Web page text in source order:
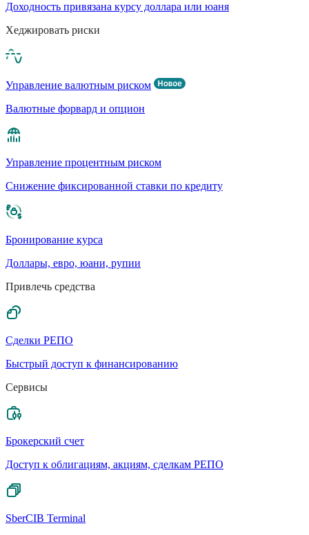
Доходность привязана курсу доллара или юаня
Хеджировать риски
Управление валютным риском
Валютные форвард и опцион
Управление процентным риском
Cнижение фиксированной ставки по кредиту
Бронирование курса
Доллары, евро, юани, рупии
Привлечь средства
Сделки РЕПО
Быстрый доступ к финансированию
Сервисы
Брокерский счет
Доступ к облигациям, акциям, сделкам РЕПО
SberCIB Terminal